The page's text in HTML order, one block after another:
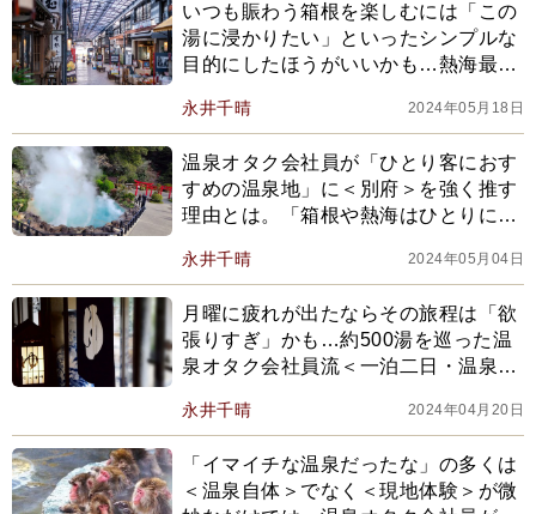
いつも賑わう箱根を楽しむには「この
湯に浸かりたい」といったシンプルな
目的にしたほうがいいかも…熱海最高
永井千晴 2024年05月18日
温泉オタク会社員が「ひとり客におす
すめの温泉地」に＜別府＞を強く推す
理由とは。「箱根や熱海はひとりに不
永井千晴 2024年05月04日
月曜に疲れが出たならその旅程は「欲
張りすぎ」かも…約500湯を巡った温
泉オタク会社員流＜一泊二日・温泉旅
永井千晴 2024年04月20日
「イマイチな温泉だったな」の多くは
＜温泉自体＞でなく＜現地体験＞が微